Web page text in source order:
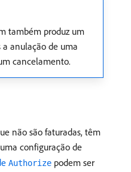
também produz um
anulação de uma
cancelamento.
não são faturadas, têm
configuração de
Authorize podem ser